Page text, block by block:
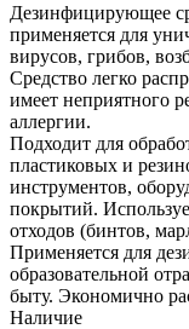
Дезинфицирующее
применяется для
вирусов, грибов,
Средство легко
имеет неприятного
аллергии.
Подходит для
пластиковых и
инструментов,
покрытий.
отходов (бинтов,
Применяется для
образовательной
быту. Экономично
Наличие